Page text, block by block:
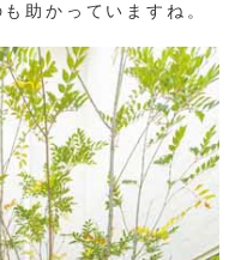
助かっていますね。